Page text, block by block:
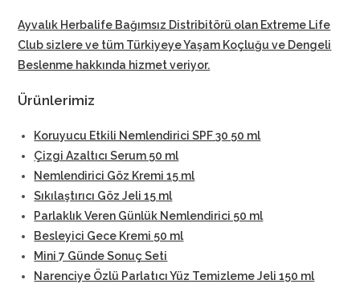
Ayvalık Herbalife Bağımsız Distribitörü olan Extreme Life
Club sizlere ve tüm Türkiyeye Yaşam Koçluğu ve Dengeli
Beslenme hakkında hizmet veriyor.
Ürünlerimiz
Koruyucu Etkili Nemlendirici SPF 30 50 ml
Çizgi Azaltıcı Serum 50 ml
Nemlendirici Göz Kremi 15 ml
Sıkılaştırıcı Göz Jeli 15 ml
Parlaklık Veren Günlük Nemlendirici 50 ml
Besleyici Gece Kremi 50 ml
Mini 7 Günde Sonuç Seti
Narenciye Özlü Parlatıcı Yüz Temizleme Jeli 150 ml